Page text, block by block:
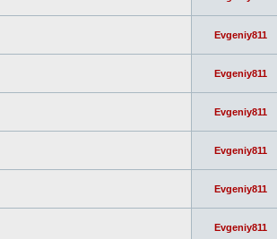
Evgeniy811
Evgeniy811
Evgeniy811
Evgeniy811
Evgeniy811
Evgeniy811